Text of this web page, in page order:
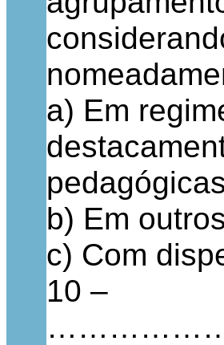
a) Em
b) Em
c) Com
10 –